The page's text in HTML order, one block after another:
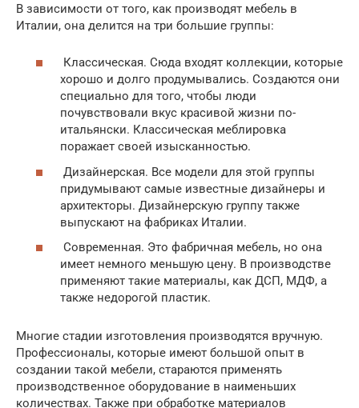
В зависимости от того, как производят мебель в
Италии, она делится на три большие группы:
Классическая. Сюда входят коллекции, которые
хорошо и долго продумывались. Создаются они
специально для того, чтобы люди
почувствовали вкус красивой жизни по-
итальянски. Классическая меблировка
поражает своей изысканностью.
Дизайнерская. Все модели для этой группы
придумывают самые известные дизайнеры и
архитекторы. Дизайнерскую группу также
выпускают на фабриках Италии.
Современная. Это фабричная мебель, но она
имеет немного меньшую цену. В производстве
применяют такие материалы, как ДСП, МДФ, а
также недорогой пластик.
Многие стадии изготовления производятся вручную.
Профессионалы, которые имеют большой опыт в
создании такой мебели, стараются применять
производственное оборудование в наименьших
количествах. Также при обработке материалов